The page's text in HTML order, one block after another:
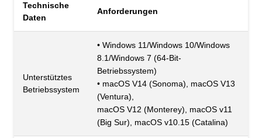
Technische
Daten
Anforderungen
Unterstütztes
Betriebssystem
• Windows 11/Windows 10/Windows
8.1/Windows 7 (64-Bit-
Betriebssystem)
• macOS V14 (Sonoma), macOS V13
(Ventura),
macOS V12 (Monterey), macOS v11
(Big Sur), macOS v10.15 (Catalina)